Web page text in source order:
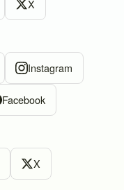
X
Instagram
Facebook
X